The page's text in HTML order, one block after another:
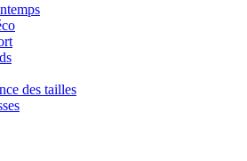
des tailles